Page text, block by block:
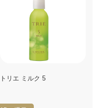
トリエ ミルク 5